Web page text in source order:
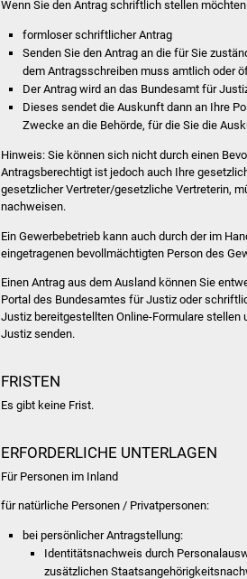
Wenn Sie den Antrag schriftlich stellen
formloser schriftlicher Antrag
Senden Sie den Antrag an die für Sie
dem Antragsschreiben muss amtlich oder
Der Antrag wird an das Bundesamt für
Dieses sendet die Auskunft dann an Ihre
Zwecke an die Behörde, für die Sie die
Hinweis: Sie können sich nicht durch einen
Antragsberechtigt ist jedoch auch Ihre
gesetzlicher Vertreter/gesetzliche Vertreterin,
nachweisen.
Ein Gewerbebetrieb kann auch durch der im
eingetragenen bevollmächtigten Person des
Einen Antrag aus dem Ausland können Sie
Portal des Bundesamtes für Justiz oder
Justiz bereitgestellten Online-Formulare stellen
Justiz senden.
FRISTEN
Es gibt keine Frist.
ERFORDERLICHE UNTERLAGEN
Für Personen im Inland
für natürliche Personen / Privatpersonen:
bei persönlicher Antragstellung:
Identitätsnachweis durch
zusätzlichen